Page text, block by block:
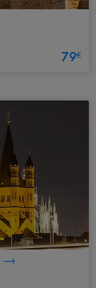
79€